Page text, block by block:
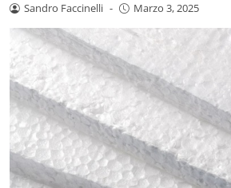
Sandro Faccinelli - Marzo 3, 2025